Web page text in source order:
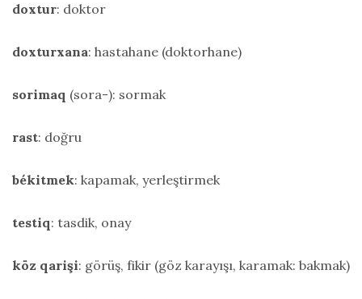
doxtur: doktor
doxturxana: hastahane (doktorhane)
sorimaq (sora-): sormak
rast: doğru
békitmek: kapamak, yerleştirmek
testiq: tasdik, onay
köz qarişi: görüş, fikir (göz karayışı, karamak: bakmak)